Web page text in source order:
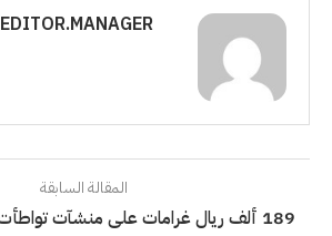
EDITOR.MANAGER
المقالة السابقة
189 ألف ريال غرامات على منشآت تواطأت بمشاريع حكومية